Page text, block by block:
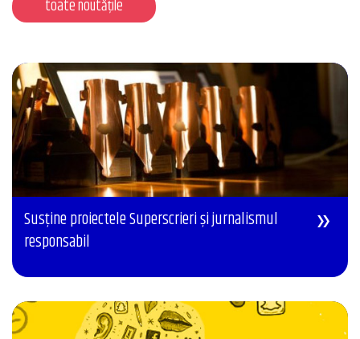
toate noutățile
Susține proiectele Superscrieri și jurnalismul
responsabil